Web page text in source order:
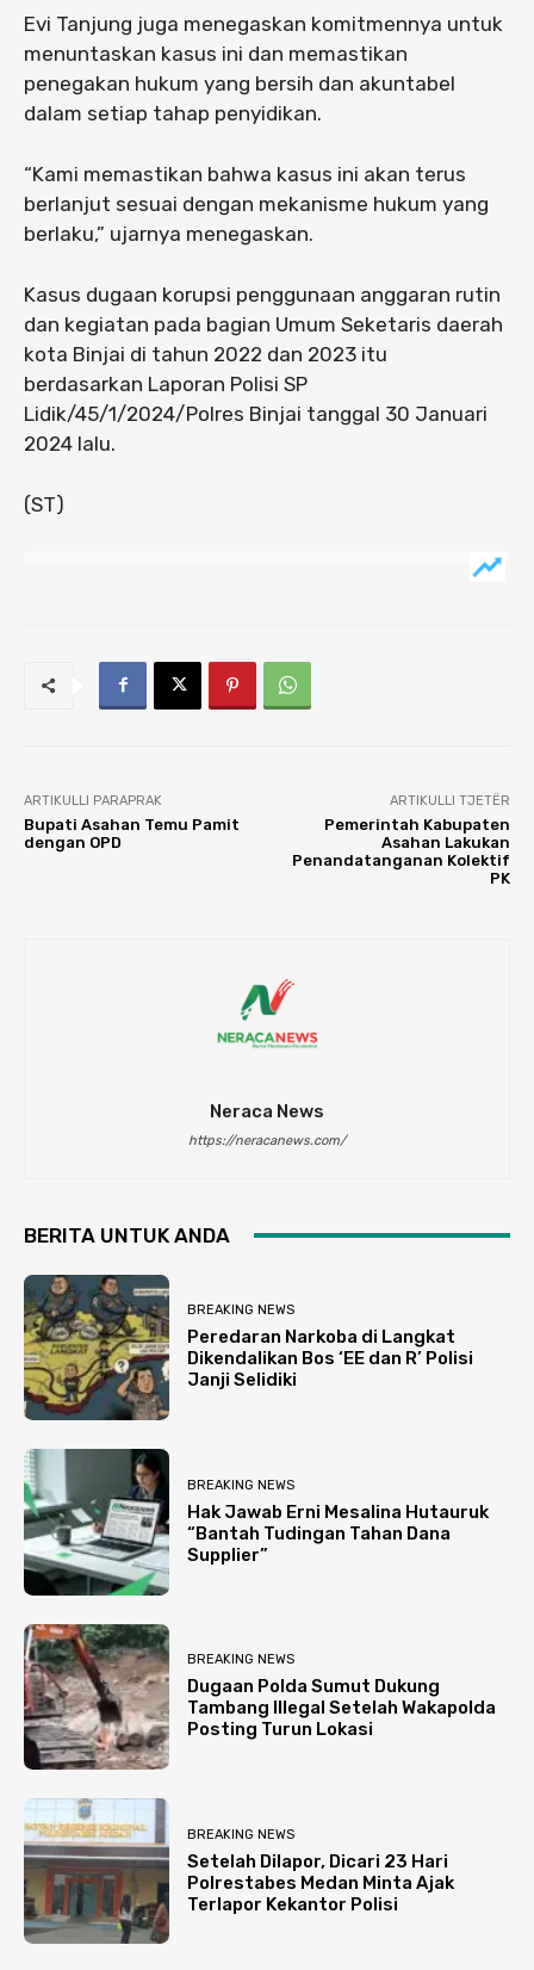
Evi Tanjung juga menegaskan komitmennya untuk
menuntaskan kasus ini dan memastikan
penegakan hukum yang bersih dan akuntabel
dalam setiap tahap penyidikan.
“Kami memastikan bahwa kasus ini akan terus
berlanjut sesuai dengan mekanisme hukum yang
berlaku,” ujarnya menegaskan.
Kasus dugaan korupsi penggunaan anggaran rutin
dan kegiatan pada bagian Umum Seketaris daerah
kota Binjai di tahun 2022 dan 2023 itu
berdasarkan Laporan Polisi SP
Lidik/45/1/2024/Polres Binjai tanggal 30 Januari
2024 lalu.
(ST)
ARTIKULLI PARAPRAK
Bupati Asahan Temu Pamit
dengan OPD
ARTIKULLI TJETËR
Pemerintah Kabupaten
Asahan Lakukan
Penandatanganan Kolektif
PK
Neraca News
https://neracanews.com/
BERITA UNTUK ANDA
BREAKING NEWS
Peredaran Narkoba di Langkat
Dikendalikan Bos ‘EE dan R’ Polisi
Janji Selidiki
BREAKING NEWS
Hak Jawab Erni Mesalina Hutauruk
“Bantah Tudingan Tahan Dana
Supplier”
BREAKING NEWS
Dugaan Polda Sumut Dukung
Tambang Illegal Setelah Wakapolda
Posting Turun Lokasi
BREAKING NEWS
Setelah Dilapor, Dicari 23 Hari
Polrestabes Medan Minta Ajak
Terlapor Kekantor Polisi